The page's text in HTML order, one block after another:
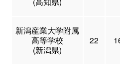
新潟産業大学附属
高等学校
(新潟県)
22